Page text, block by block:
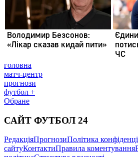
головна
матч-центр
прогнози
футбол +
Обране
САЙТ ФУТБОЛ 24
РедакціяПрогнозиПолітика
сайтуКонтактиПравила коментування